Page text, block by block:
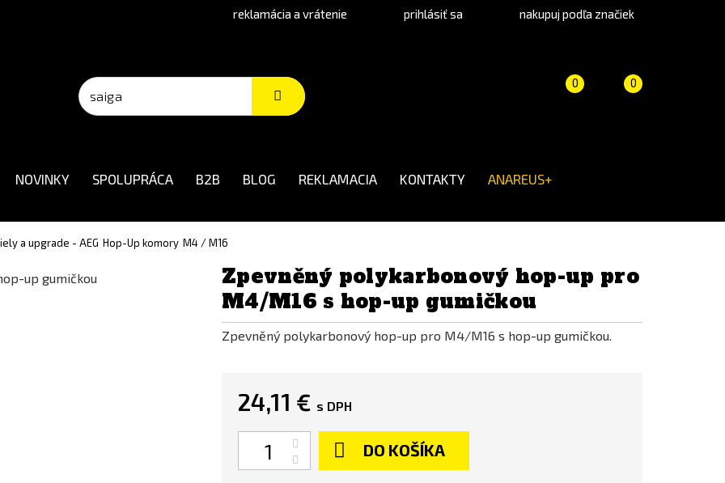
reklamácia a vrátenie prihlásiť sa nakupuj podľa značiek
Košík 0
(prázdny)
Porovnanie
0
NOVINKY SPOLUPRÁCA B2B BLOG REKLAMACIA KONTAKTY ANAREUS+
a upgrade - AEG Hop-Up komory M4 / M16
Zpevněný polykarbonový hop-up pro
M4/M16 s hop-up gumičkou
Zpevněný polykarbonový hop-up pro M4/M16 s hop-up gumičkou.
24,11 € s DPH
DO KOŠÍKA